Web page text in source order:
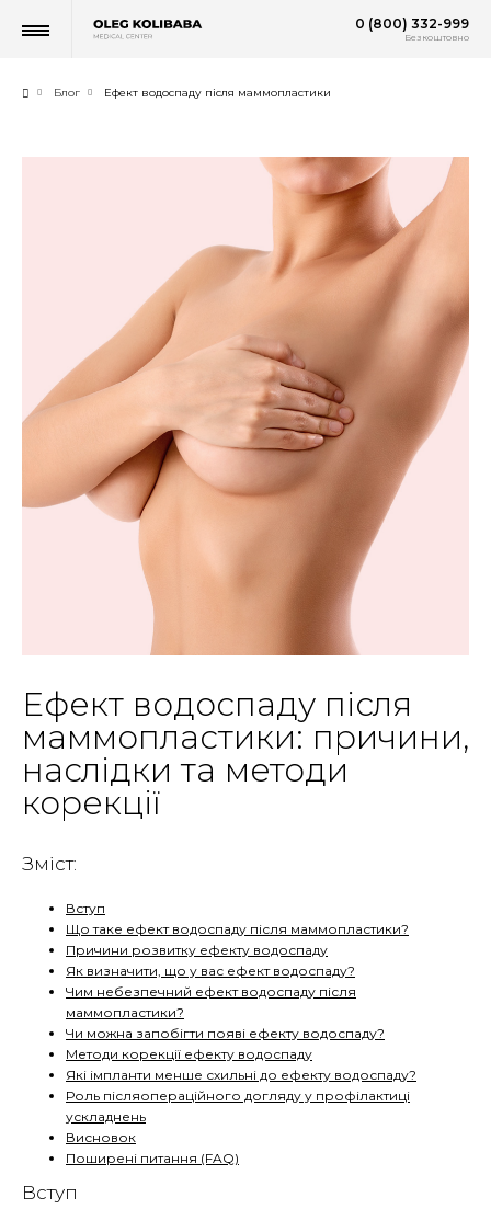
0 (800) 332-999
Безкоштовно
Блог Ефект водоспаду після маммопластики
Ефект водоспаду після
маммопластики: причини,
наслідки та методи
корекції
Зміст:
Вступ
Що таке ефект водоспаду після маммопластики?
Причини розвитку ефекту водоспаду
Як визначити, що у вас ефект водоспаду?
Чим небезпечний ефект водоспаду після
маммопластики?
Чи можна запобігти появі ефекту водоспаду?
Методи корекції ефекту водоспаду
Які імпланти менше схильні до ефекту водоспаду?
Роль післяопераційного догляду у профілактиці
ускладнень
Висновок
Поширені питання (FAQ)
Вступ